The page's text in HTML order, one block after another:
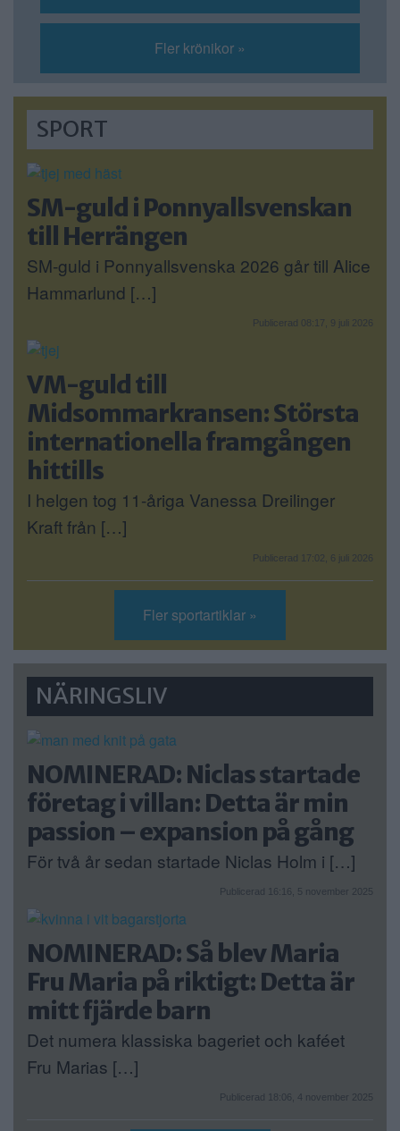
Fler krönikor »
SPORT
SM-guld i Ponnyallsvenskan
till Herrängen
SM-guld i Ponnyallsvenska 2026 går till Alice
Hammarlund […]
Publicerad 08:17, 9 juli 2026
VM-guld till
Midsommarkransen: Största
internationella framgången
hittills
I helgen tog 11-åriga Vanessa Dreilinger
Kraft från […]
Publicerad 17:02, 6 juli 2026
Fler sportartiklar »
NÄRINGSLIV
NOMINERAD: Niclas startade
företag i villan: Detta är min
passion – expansion på gång
För två år sedan startade Niclas Holm i […]
Publicerad 16:16, 5 november 2025
NOMINERAD: Så blev Maria
Fru Maria på riktigt: Detta är
mitt fjärde barn
Det numera klassiska bageriet och kaféet
Fru Marias […]
Publicerad 18:06, 4 november 2025